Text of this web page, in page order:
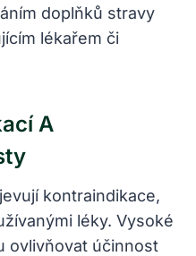
doplňků stravy
lékařem či
A
kontraindikace,
léky. Vysoké
ovlivňovat účinnost